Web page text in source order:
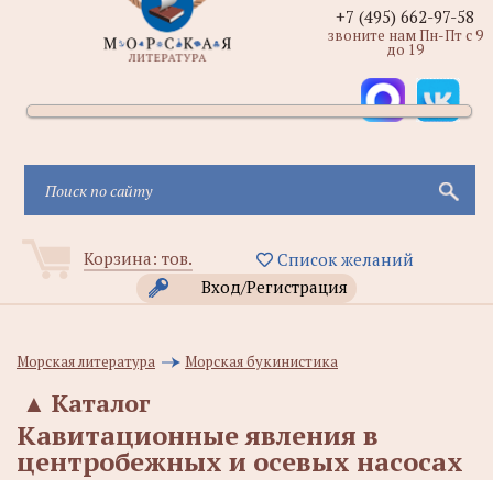
Корзина: тов.
Список желаний
Вход/Регистрация
+7 (495) 662-97-58
звоните нам Пн-Пт с 9
до 19
Морская литература Морская букинистика
Каталог
▲
Кавитационные явления в
центробежных и осевых насосах